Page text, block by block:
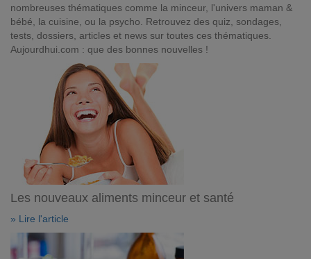
nombreuses thématiques comme la minceur, l'univers maman &
bébé, la cuisine, ou la psycho. Retrouvez des quiz, sondages,
tests, dossiers, articles et news sur toutes ces thématiques.
Aujourdhui.com : que des bonnes nouvelles !
Les nouveaux aliments minceur et santé
» Lire l'article